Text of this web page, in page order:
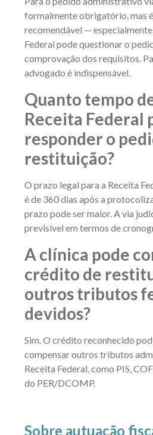
formalmente obrigatório, mas
recomendável —
Federal pode questionar o
comprovação dos requisitos.
advogado é indispensável.
Quanto tempo
Receita Federal
responder o
restituição?
O prazo legal para a Receita
é de 360 dias após a
prazo pode ser maior. A via
previsível em termos de
A clínica pode
crédito de
outros tributos
devidos?
Sim. O crédito reconhecido
compensar outros tributos
Receita Federal, como PIS,
do PER/DCOMP.
Sobre autuação